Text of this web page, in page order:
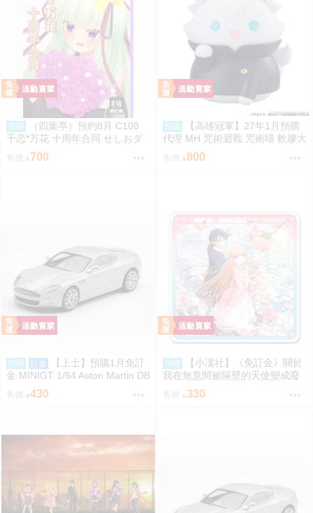
預購
（四葉亭）預約8月 C108
千恋*万花 十周年合同 せしおダ
售價 700
預購
【高雄冠軍】27年1月預購
代理 MH 咒術迴戰 咒術喵 軟膠大
貓咪 五條悟 再版 免訂金0813
售價 800
預購 訂金
【上士】預購1月免訂
金 MINIGT 1/64 Aston Martin DB
S 2008 銀2008 右駕 39674 080
售價 430
預購
【小凜社】《免訂金》關於
我在無意間被隔壁的天使變成廢
柴這件事2 椎名真晝 賞櫻 小惡魔
偶像 愚人節 情人節 壓克力杯墊
售價 330